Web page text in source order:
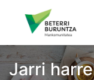
Jarri